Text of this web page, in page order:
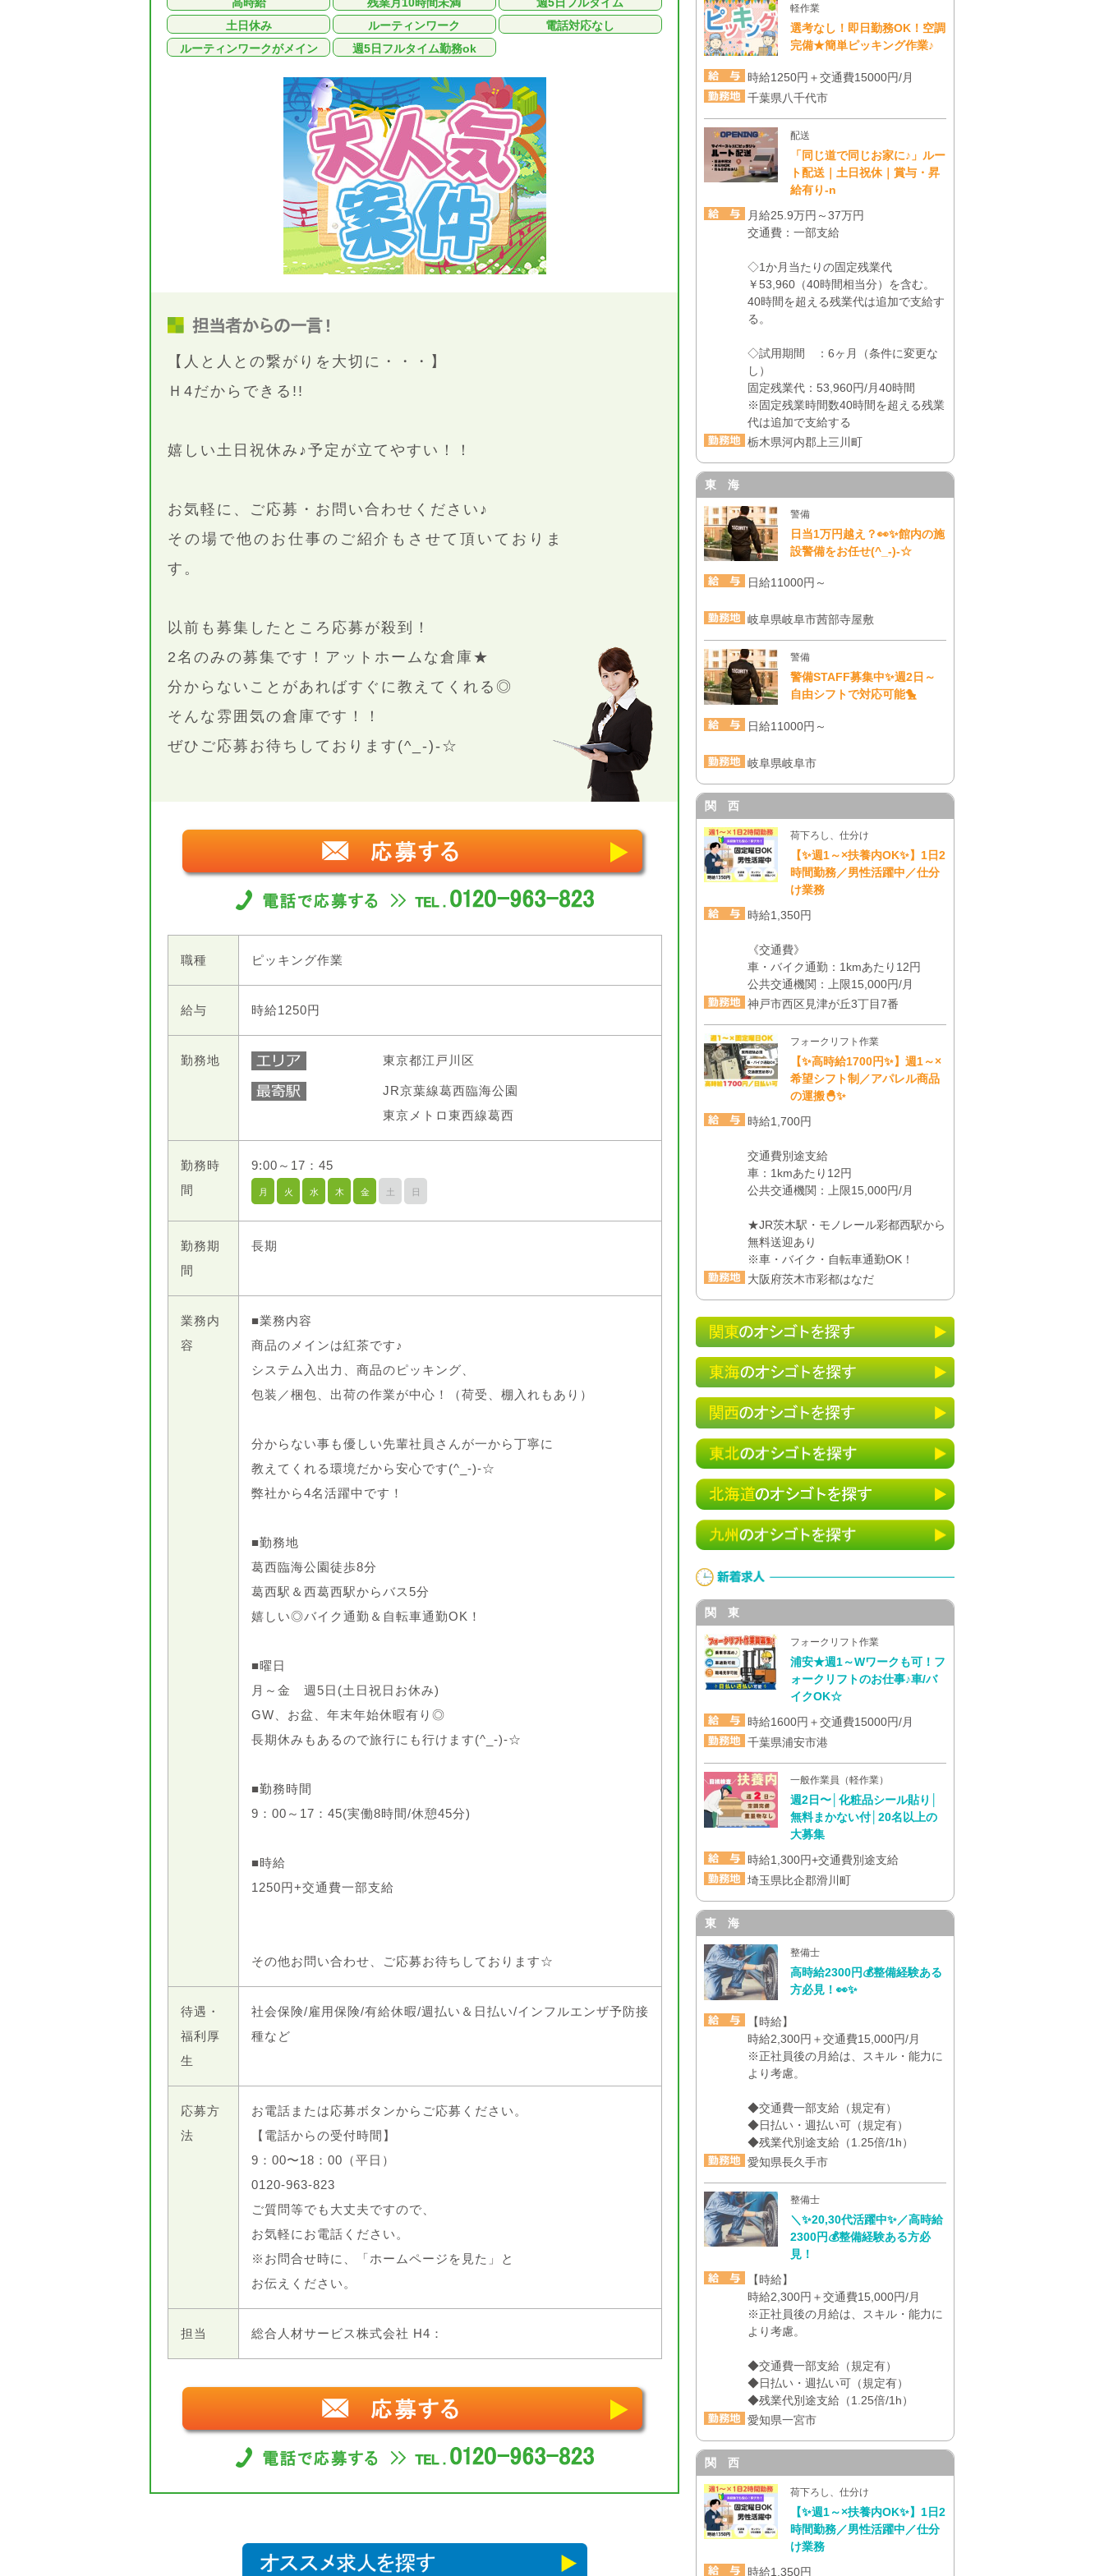
土日休み
ルーティンワーク
電話対応なし
ルーティンワークがメイン
週5日フルタイム勤務ok
【人と人との繋がりを大切に・・・】
Ｈ4だからできる!!
嬉しい土日祝休み♪予定が立てやすい！！
お気軽に、ご応募・お問い合わせください♪
その場で他のお仕事のご紹介もさせて頂いておりま
す。
以前も募集したところ応募が殺到！
2名のみの募集です！アットホームな倉庫★
分からないことがあればすぐに教えてくれる◎
そんな雰囲気の倉庫です！！
ぜひご応募お待ちしております(^_-)-☆
職種 ピッキング作業
給与 時給1250円
勤務地 東京都江戸川区
JR京葉線葛西臨海公園
東京メトロ東西線葛西
勤務時
間
9:00～17：45
月 火 水 木 金 土 日
勤務期
間
長期
業務内
容
■業務内容
商品のメインは紅茶です♪
システム入出力、商品のピッキング、
包装／梱包、出荷の作業が中心！（荷受、棚入れもあり）
分からない事も優しい先輩社員さんが一から丁寧に
教えてくれる環境だから安心です(^_-)-☆
弊社から4名活躍中です！
■勤務地
葛西臨海公園徒歩8分
葛西駅＆西葛西駅からバス5分
嬉しい◎バイク通勤＆自転車通勤OK！
■曜日
月～金 週5日(土日祝日お休み)
GW、お盆、年末年始休暇有り◎
長期休みもあるので旅行にも行けます(^_-)-☆
■勤務時間
9：00～17：45(実働8時間/休憩45分)
■時給
1250円+交通費一部支給
その他お問い合わせ、ご応募お待ちしております☆
待遇・
福利厚
生
社会保険/雇用保険/有給休暇/週払い＆日払い/インフルエンザ予防接
種など
応募方
法
お電話または応募ボタンからご応募ください。
【電話からの受付時間】
9：00〜18：00（平日）
0120-963-823
ご質問等でも大丈夫ですので、
お気軽にお電話ください。
※お問合せ時に、「ホームページを見た」と
お伝えください。
担当 総合人材サービス株式会社 H4：
軽作業
選考なし！即日勤務OK！空調
完備★簡単ピッキング作業♪
時給1250円＋交通費15000円/月
千葉県八千代市
配送
「同じ道で同じお家に♪」ルー
ト配送｜土日祝休｜賞与・昇
給有り-n
月給25.9万円～37万円
交通費：一部支給
◇1か月当たりの固定残業代
￥53,960（40時間相当分）を含む。
40時間を超える残業代は追加で支給す
る。
◇試用期間 ：6ヶ月（条件に変更な
し）
固定残業代：53,960円/月40時間
※固定残業時間数40時間を超える残業
代は追加で支給する
栃木県河内郡上三川町
東 海
警備
日当1万円越え？👀✨館内の施
設警備をお任せ(^_-)-☆
日給11000円～
岐阜県岐阜市茜部寺屋敷
警備
警備STAFF募集中✨週2日～
自由シフトで対応可能🐤
日給11000円～
岐阜県岐阜市
関 西
荷下ろし、仕分け
【✨週1～×扶養内OK✨】1日2
時間勤務／男性活躍中／仕分
け業務
時給1,350円
《交通費》
車・バイク通勤：1kmあたり12円
公共交通機関：上限15,000円/月
神戸市西区見津が丘3丁目7番
フォークリフト作業
【✨高時給1700円✨】週1～×
希望シフト制／アパレル商品
の運搬🐣✨
時給1,700円
交通費別途支給
車：1kmあたり12円
公共交通機関：上限15,000円/月
★JR茨木駅・モノレール彩都西駅から
無料送迎あり
※車・バイク・自転車通勤OK！
大阪府茨木市彩都はなだ
関 東
フォークリフト作業
浦安★週1～Wワークも可！フ
ォークリフトのお仕事♪車/バ
イクOK☆
時給1600円＋交通費15000円/月
千葉県浦安市港
一般作業員（軽作業）
週2日〜│化粧品シール貼り│
無料まかない付│20名以上の
大募集
時給1,300円+交通費別途支給
埼玉県比企郡滑川町
東 海
整備士
高時給2300円💰整備経験ある
方必見！👀✨
【時給】
時給2,300円＋交通費15,000円/月
※正社員後の月給は、スキル・能力に
より考慮。
◆交通費一部支給（規定有）
◆日払い・週払い可（規定有）
◆残業代別途支給（1.25倍/1h）
愛知県長久手市
整備士
＼✨20,30代活躍中✨／高時給
2300円💰整備経験ある方必
見！
【時給】
時給2,300円＋交通費15,000円/月
※正社員後の月給は、スキル・能力に
より考慮。
◆交通費一部支給（規定有）
◆日払い・週払い可（規定有）
◆残業代別途支給（1.25倍/1h）
愛知県一宮市
関 西
荷下ろし、仕分け
【✨週1～×扶養内OK✨】1日2
時間勤務／男性活躍中／仕分
け業務
時給1,350円